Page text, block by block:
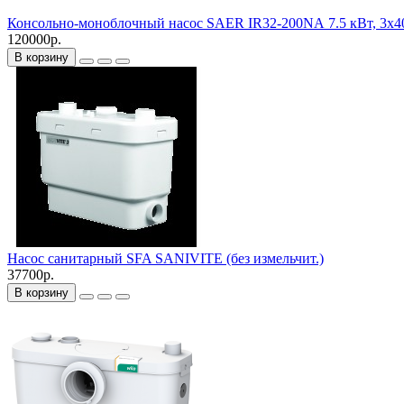
Консольно-моноблочный насос SAER IR32-200NА 7.5 кВт,
120000р.
В корзину
Насос санитарный SFA SANIVITE (без измельчит.)
37700р.
В корзину